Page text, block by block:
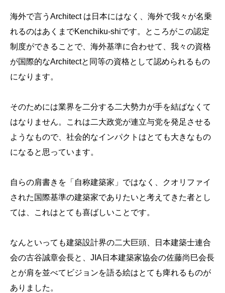
海外で言うArchitect は日本にはなく、海外で我々が名乗
れるのはあくまでKenchiku-shiです。ところがこの認定
制度ができることで、海外基準に合わせて、我々の資格
が国際的なArchitectと同等の資格として認められるもの
になります。
そのためには業界を二分する二大勢力が手を結ばなくて
はなりません。これは二大政党が連立与党を発足させる
ようなもので、社会的なインパクトはとても大きなもの
になると思っています。
自らの肩書きを「自称建築家」ではなく、クオリファイ
された国際基準の建築家でありたいと考えてきた者とし
ては、これはとても喜ばしいことです。
なんといっても建築設計界の二大巨頭、日本建築士連合
会の古谷誠章会長と、JIA日本建築家協会の佐藤尚巳会長
とが肩を並べてビジョンを語る絵はとても痺れるものが
ありました。